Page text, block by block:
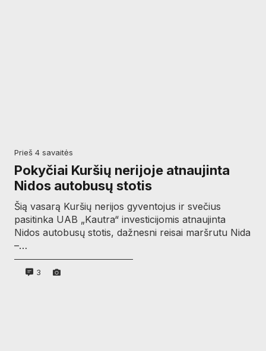
prieš 4 savaitės
Pokyčiai Kuršių nerijoje atnaujinta
Nidos autobusų stotis
Šią vasarą Kuršių nerijos gyventojus ir svečius
pasitinka UAB „Kautra“ investicijomis atnaujinta
Nidos autobusų stotis, dažnesni reisai maršrutu Nida
–…
3